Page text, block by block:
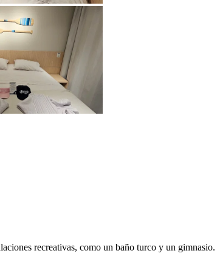
recreativas, como un baño turco y un gimnasio.